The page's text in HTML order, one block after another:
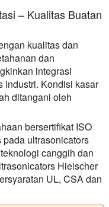
– Kualitas Buatan
kualitas dan
dan
integrasi
industri. Kondisi kasar
ditangani oleh
bersertifikat ISO
ultrasonicators
canggih dan
Hielscher
UL, CSA dan